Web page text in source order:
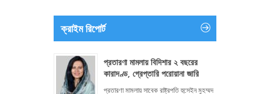
ক্রাইম রিপোর্ট
প্রতারণা মামলায় বিদিশার ২ বছরের
কারাদণ্ড, গ্রেপ্তারি পরোয়ানা জারি
প্রতারণা মামলায় সাবেক রাষ্ট্রপতি হুসেইন মুহম্মদ